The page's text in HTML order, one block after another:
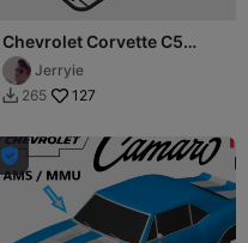
Chevrolet Corvette C5
kitcardJerryie
 265 127
